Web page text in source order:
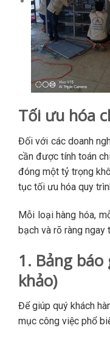
Tối ưu hóa
Đối với các doanh
cần được tính toán
đóng một tỷ trọng
tục tối ưu hóa quy
Mỗi loại hàng hóa,
bạch và rõ ràng
1. Bảng
khảo)
Để giúp quý khách
mục công việc phổ